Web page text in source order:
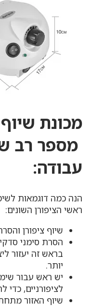
מכונת שיוף
מספר רב
עבודה:
הנה כמה דוגמאות
ראשי הציפורן השונים:
שיוף ציפורן
הסרת סימני
בראש זה יעזור
יותר.
יש ראש עבור
לציפורניים, כדי
שיוף האזור